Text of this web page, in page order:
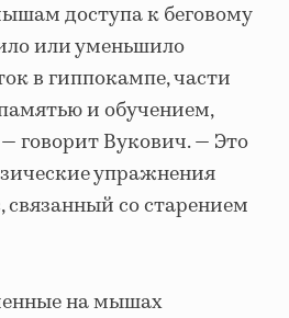
доступа к беговому
или уменьшило
в гиппокампе, части
и обучением,
говорит Вукович. — Это
упражнения
связанный со старением
на мышах